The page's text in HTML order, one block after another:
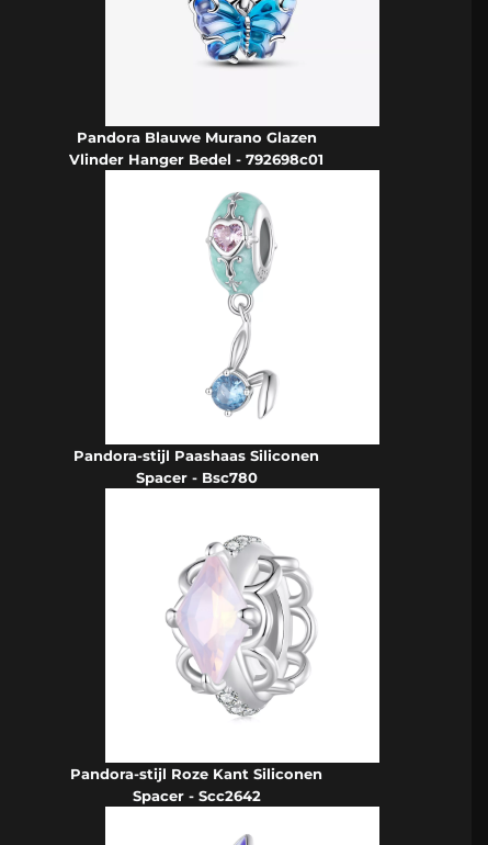
Pandora Blauwe Murano Glazen
Vlinder Hanger Bedel - 792698c01
Pandora-stijl Paashaas Siliconen
Spacer - Bsc780
Pandora-stijl Roze Kant Siliconen
Spacer - Scc2642